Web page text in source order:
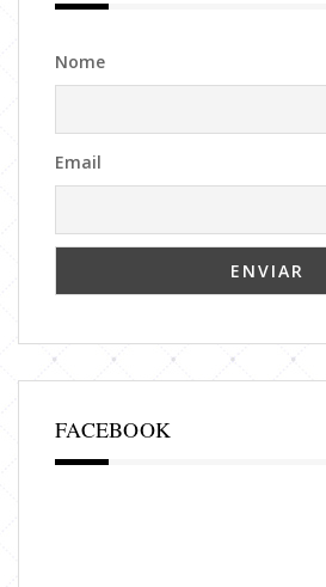
Nome
Email
FACEBOOK